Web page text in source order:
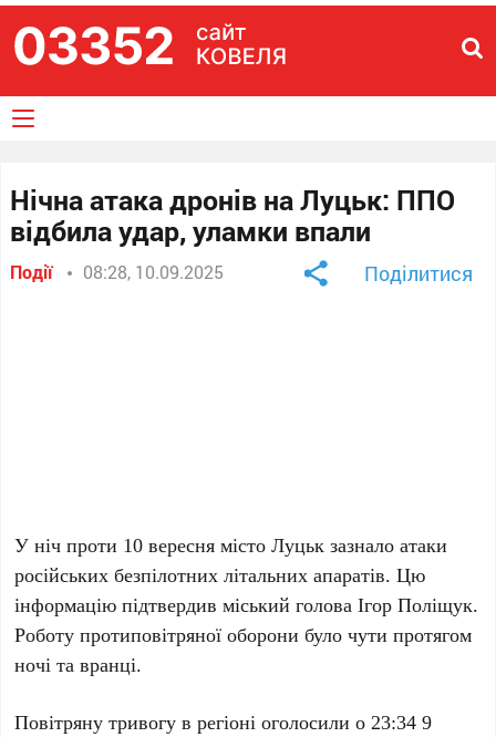
Нічна атака дронів на Луцьк: ППО
відбила удар, уламки впали
Події 08:28, 10.09.2025 Поділитися
У ніч проти 10 вересня місто Луцьк зазнало атаки
російських безпілотних літальних апаратів. Цю
інформацію підтвердив міський голова Ігор Поліщук.
Роботу протиповітряної оборони було чути протягом
ночі та вранці.
Повітряну тривогу в регіоні оголосили о 23:34 9